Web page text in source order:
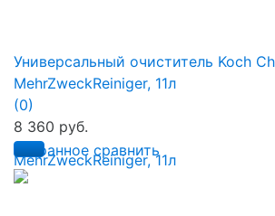
избранное сравнить
Универсальный очиститель Koch
MehrZweckReiniger, 11л
(0)
8 360 руб.